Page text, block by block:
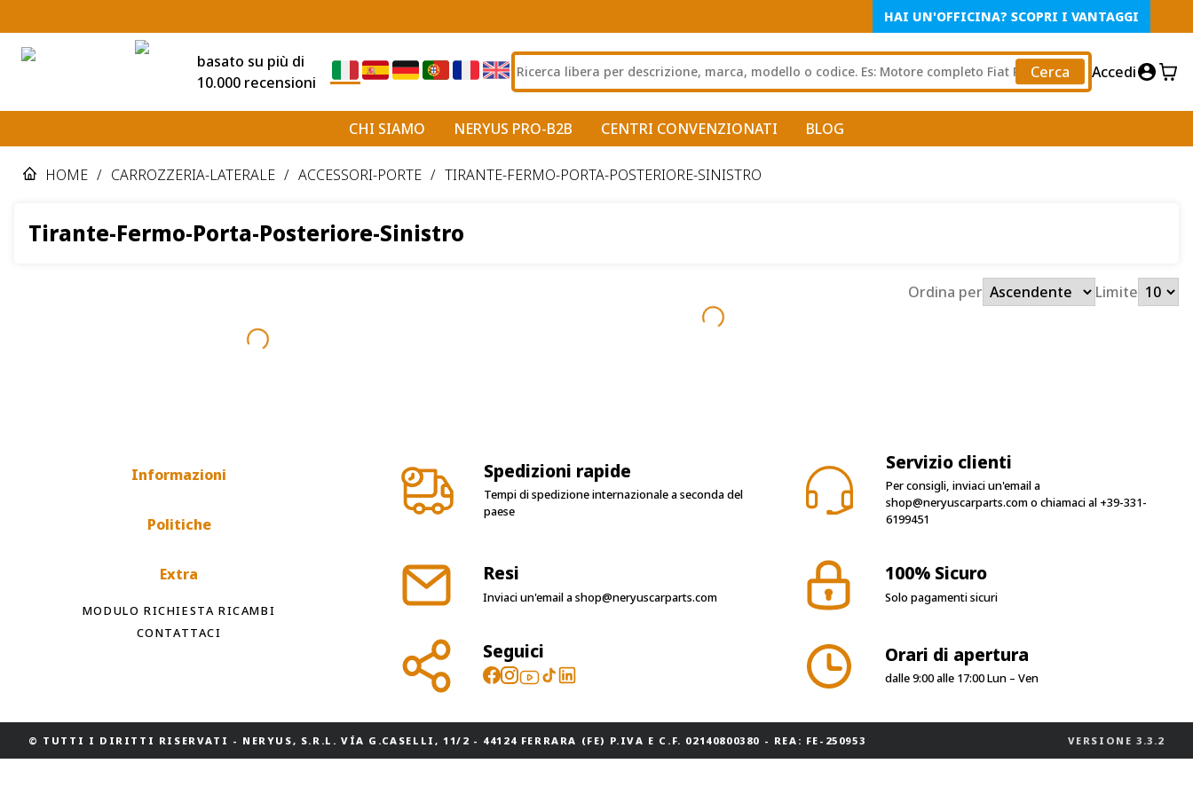
HAI UN'OFFICINA? SCOPRI I VANTAGGI
basato su più di
10.000 recensioni
Cerca Accedi
CHI SIAMO NERYUS PRO-B2B CENTRI CONVENZIONATI BLOG
HOME / CARROZZERIA-LATERALE / ACCESSORI-PORTE / TIRANTE-FERMO-PORTA-POSTERIORE-SINISTRO
Tirante-Fermo-Porta-Posteriore-Sinistro
Ordina per Limite
Informazioni
Politiche
Extra
MODULO RICHIESTA RICAMBI
CONTATTACI
Spedizioni rapide
Tempi di spedizione internazionale a seconda del
paese
Servizio clienti
Per consigli, inviaci un'email a
shop@neryuscarparts.como chiamaci al +39-331-
6199451
Resi
Inviaci un'email ashop@neryuscarparts.com
100% Sicuro
Solo pagamenti sicuri
Seguici Orari di apertura
dalle 9:00 alle 17:00 Lun – Ven
© TUTTI I DIRITTI RISERVATI - NERYUS, S.R.L. VÍA G.CASELLI, 11/2 - 44124 FERRARA (FE) P.IVA E C.F. 02140800380 - REA: FE-250953 VERSIONE 3.3.2